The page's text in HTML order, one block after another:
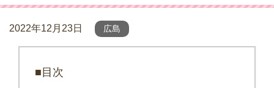
2022年12月23日 広島
■目次